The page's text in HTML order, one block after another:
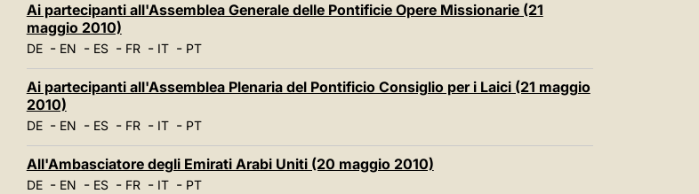
Ai partecipanti all'Assemblea Generale delle Pontificie Opere Missionarie (21
maggio 2010)
DE- EN - ES- FR- IT- PT
Ai partecipanti all'Assemblea Plenaria del Pontificio Consiglio per i Laici (21 maggio
2010)
DE- EN - ES- FR- IT- PT
All'Ambasciatore degli Emirati Arabi Uniti (20 maggio 2010)
DE- EN - ES- FR- IT- PT